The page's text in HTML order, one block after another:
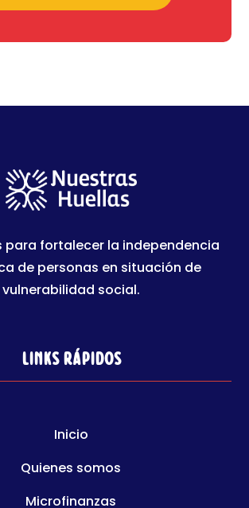
para fortalecer la independencia
de personas en situación de
vulnerabilidad social.
Links rápidos
Inicio
Quienes somos
Microfinanzas